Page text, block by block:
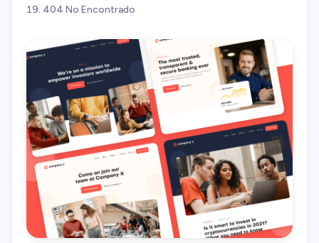
404 No Encontrado